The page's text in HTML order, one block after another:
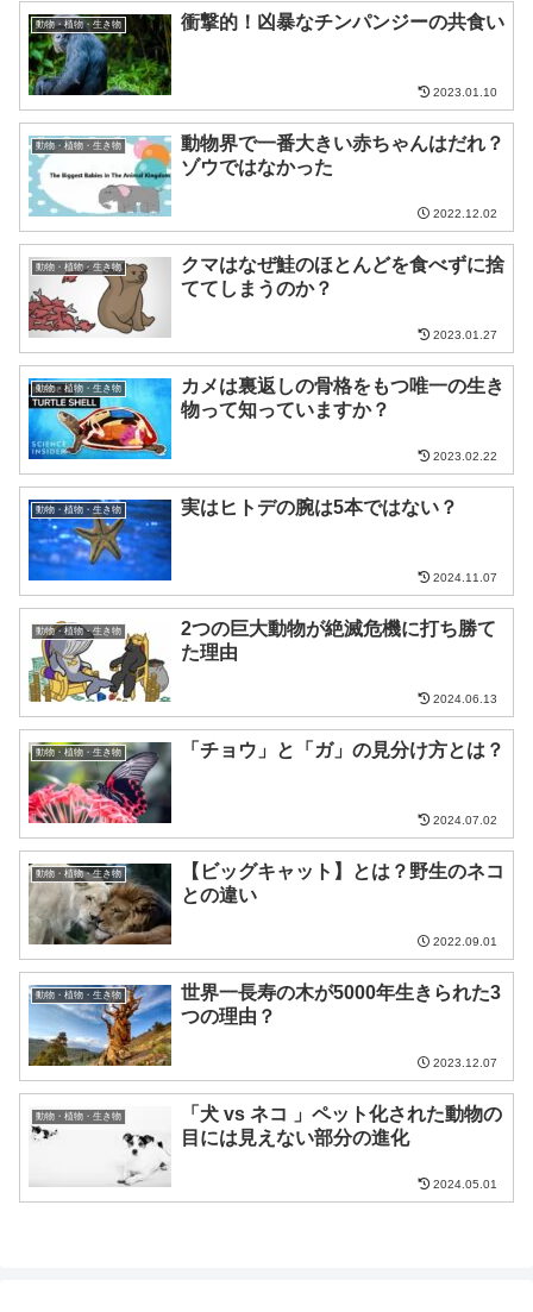
動物・植物・生き物 衝撃的！凶暴なチンパンジーの共食い
2023.01.10
動物・植物・生き物
動物界で一番大きい赤ちゃんはだれ？
ゾウではなかった
2022.12.02
動物・植物・生き物
クマはなぜ鮭のほとんどを食べずに捨
ててしまうのか？
2023.01.27
動物・植物・生き物
カメは裏返しの骨格をもつ唯一の生き
物って知っていますか？
2023.02.22
動物・植物・生き物 実はヒトデの腕は5本ではない？
2024.11.07
動物・植物・生き物
2つの巨大動物が絶滅危機に打ち勝て
た理由
2024.06.13
動物・植物・生き物 「チョウ」と「ガ」の見分け方とは？
2024.07.02
動物・植物・生き物
【ビッグキャット】とは？野生のネコ
との違い
2022.09.01
動物・植物・生き物
世界一長寿の木が5000年生きられた3
つの理由？
2023.12.07
動物・植物・生き物
「犬 vs ネコ 」ペット化された動物の
目には見えない部分の進化
2024.05.01